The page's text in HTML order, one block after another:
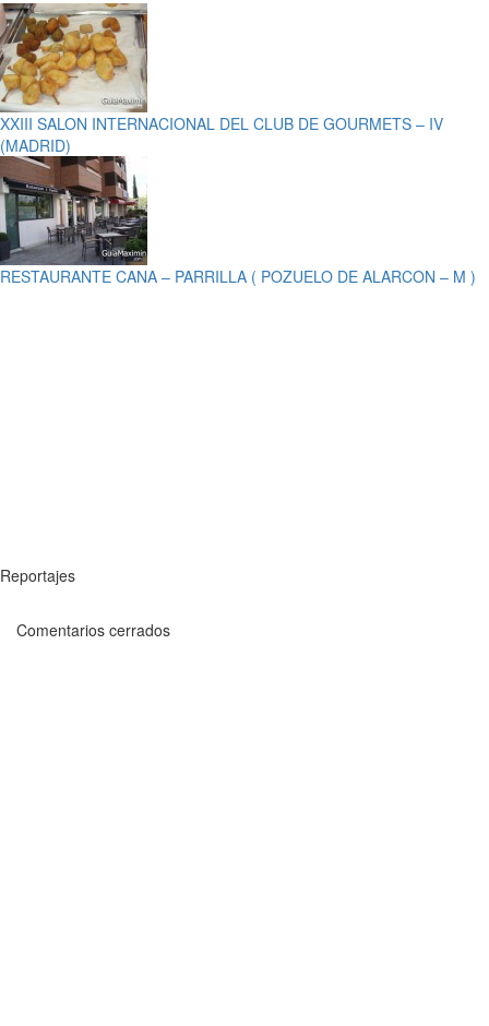
XXIII SALON INTERNACIONAL DEL CLUB DE GOURMETS – IV
(MADRID)
RESTAURANTE CANA – PARRILLA ( POZUELO DE ALARCON – M )
Reportajes
Comentarios cerrados